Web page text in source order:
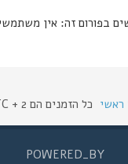
זה: אין משתמשים
כל הזמנים הם UTC + 2 שעות
POWERED_BY